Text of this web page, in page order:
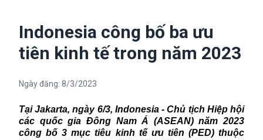
Indonesia công bố ba ưu
tiên kinh tế trong năm 2023
Ngày đăng: 8/3/2023
Tại Jakarta, ngày 6/3, Indonesia - Chủ tịch Hiệp hội
các quốc gia Đông Nam Á (ASEAN) năm 2023
công bố 3 mục tiêu kinh tế ưu tiên (PED) thuộc